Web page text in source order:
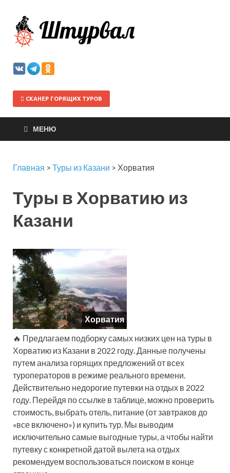
СКАНЕР ГОРЯЩИХ ТУРОВ
МЕНЮ
Главная > Туры из Казани > Хорватия
Туры в Хорватию из
Казани
Хорватия
🔥 Предлагаем подборку самых низких цен на туры в
Хорватию из Казани в 2022 году. Данные получены
путем анализа горящих предложений от всех
туроператоров в режиме реального времени.
Действительно недорогие путевки на отдых в 2022
году. Перейдя по ссылке в таблице, можно проверить
стоимость, выбрать отель, питание (от завтраков до
«все включено») и купить тур. Мы выводим
исключительно самые выгодные туры, а чтобы найти
путевку с конкретной датой вылета на отдых
рекомендуем воспользоваться поиском в конце